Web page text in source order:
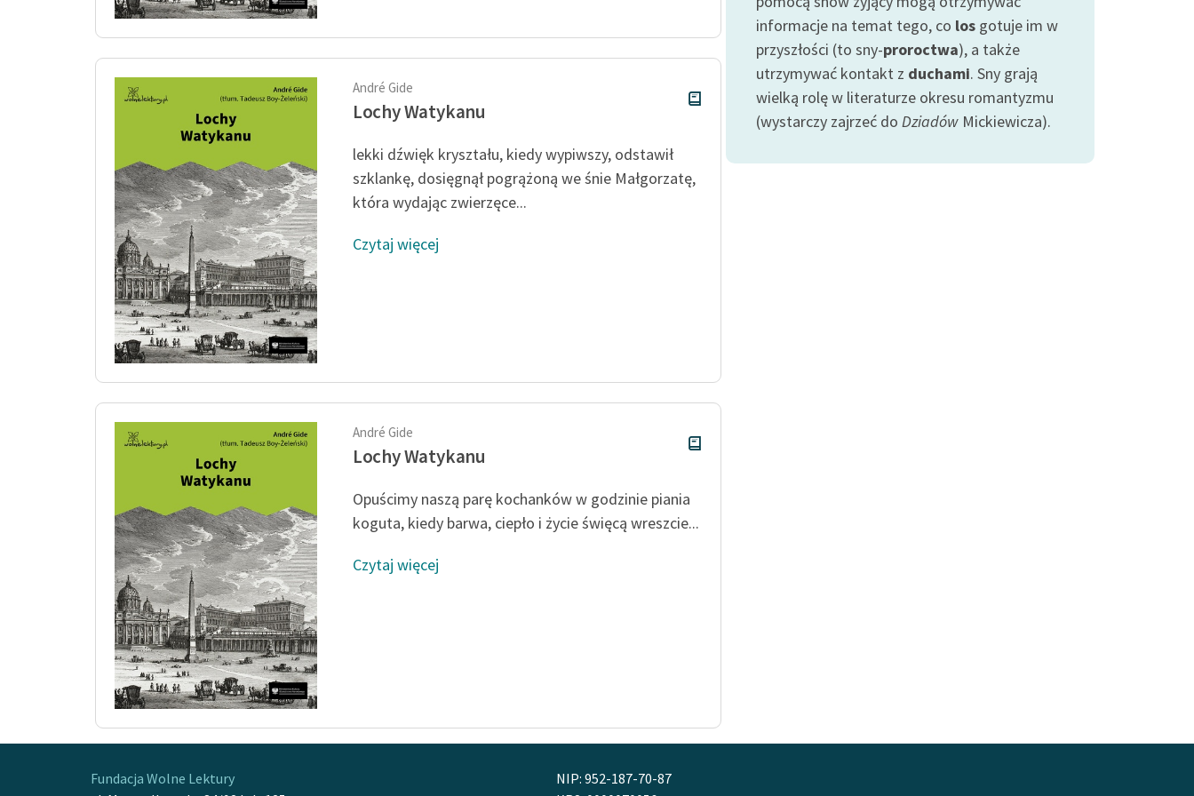
André Gide
Lochy Watykanu
lekki dźwięk kryształu, kiedy wypiwszy, odstawił
szklankę, dosięgnął pogrążoną we śnie Małgorzatę,
która wydając zwierzęce...
Czytaj więcej
André Gide
Lochy Watykanu
Opuścimy naszą parę kochanków w godzinie piania
koguta, kiedy barwa, ciepło i życie święcą wreszcie...
Czytaj więcej
informacje na temat tego, co los gotuje im w
przyszłości (to sny-proroctwa), a także
utrzymywać kontakt z duchami. Sny grają
wielką rolę w literaturze okresu romantyzmu
(wystarczy zajrzeć do Dziadów Mickiewicza).
Fundacja Wolne Lektury
NIP: 952-187-70-87